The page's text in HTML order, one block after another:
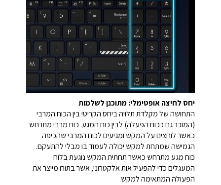
יחס לחיצה אופטימלי: מתוכנן לשלמות
התחושה של מקלדת תלויה ביחס הקריטי בין הכוח המרבי
(המוכר גם ככוח הפעלה) לבין כוח המגע. כוח מרבי מתרחש
כאשר לוחצים על המקש ומגיעים לכוח המרבי שהכיפה
הגמישה שמתחת למקש יכולה לעמוד בו מבלי להתעקם.
כוח מגע מתרחש כאשר תחתית המקש נוגעת בלוח
המעגלים כדי להפעיל אות אלקטרוני, אשר בתורו מייצר את
הפעולה המתאימה למקש.